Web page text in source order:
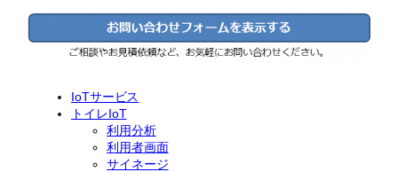
IoTサービス
トイレIoT
利用分析
利用者画面
サイネージ